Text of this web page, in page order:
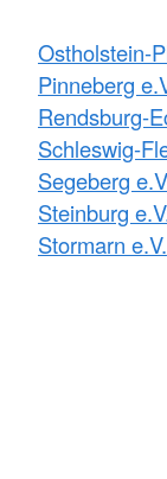
Ostholstein-
Pinneberg
Rendsburg-
Schleswig-
Segeberg
Steinburg
Stormarn e.V.